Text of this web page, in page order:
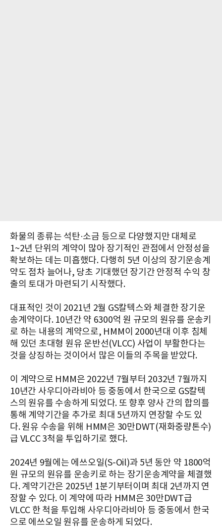
화물의 종류는 석탄·소금 등으로 다양했지만 대체로
1~2년 단위의 계약이 많아 장기적인 관점에서 안정성을
확보하는 데는 미흡했다. 다행히 5년 이상의 장기운송계
약도 점차 늘어나, 당초 기대했던 장기간 안정적 수익 창
출의 토대가 마련되기 시작했다.
대표적인 것이 2021년 2월 GS칼텍스와 체결한 장기운
송계약이다. 10년간 약 6300억 원 규모의 원유를 운송키
로 하는 내용의 계약으로, HMM이 2000년대 이후 침체
해 있던 초대형 원유 운반선(VLCC) 사업이 부활한다는
것을 상징하는 것이어서 많은 이들의 주목을 받았다.
이 계약으로 HMM은 2022년 7월부터 2032년 7월까지
10년간 사우디아라비아 등 중동에서 한국으로 GS칼텍
스의 원유를 수송하게 되었다. 또 향후 양사 간의 합의를
통해 계약기간을 추가로 최대 5년까지 연장할 수도 있
다. 원유 수송을 위해 HMM은 30만DWT(재화중량톤수)
급 VLCC 3척을 투입하기로 했다.
2024년 9월에는 에쓰오일(S-Oil)과 5년 동안 약 1800억
원 규모의 원유를 운송키로 하는 장기운송계약을 체결했
다. 계약기간은 2025년 1분기부터이며 최대 2년까지 연
장할 수 있다. 이 계약에 따라 HMM은 30만DWT급
VLCC 한 척을 투입해 사우디아라비아 등 중동에서 한국
으로 에쓰오일 원유를 운송하게 되었다.